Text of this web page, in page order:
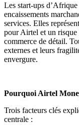
Les start-ups
encaissements
services. Elles
pour Airtel et un
commerce de détail.
externes et leurs
envergure.
Pourquoi Airtel
Trois facteurs clés
centrale :